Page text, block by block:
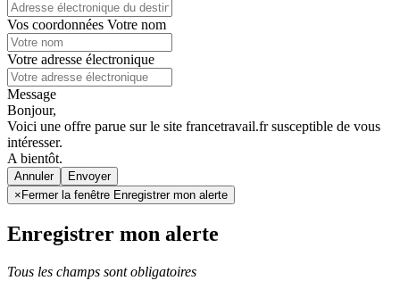
Vos coordonnées Votre nom
Votre adresse électronique
Message
Bonjour,
Voici une offre parue sur le site francetravail.fr susceptible de vous
intéresser.
A bientôt.
Annuler
× Fermer la fenêtre Enregistrer mon alerte
Enregistrer mon alerte
Tous les champs sont obligatoires